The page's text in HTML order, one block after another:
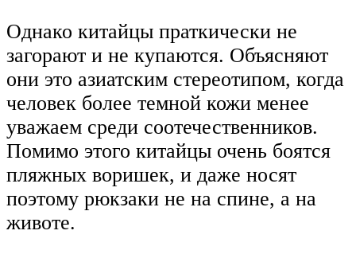
Однако китайцы праткически не
загорают и не купаются. Объясняют
они это азиатским стереотипом, когда
человек более темной кожи менее
уважаем среди соотечественников.
Помимо этого китайцы очень боятся
пляжных воришек, и даже носят
поэтому рюкзаки не на спине, а на
животе.